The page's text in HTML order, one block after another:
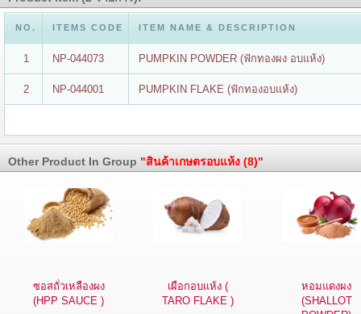
NO. ITEMS CODE ITEM NAME & DESCRIPTION
1 NP-044073 PUMPKIN POWDER (ฟักทองผง อบแห้ง)
2 NP-044001 PUMPKIN FLAKE (ฟักทองอบแห้ง)
Other Product In Group "สินค้าเกษตรอบแห้ง (8)"
ซอสถั่วเหลืองผง
(HPP SAUCE )
เผือกอบแห้ง (
TARO FLAKE )
หอมแดงผง
(SHALLOT